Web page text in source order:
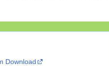
Download